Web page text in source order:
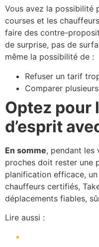
Vous avez la possibilité
courses et les
faire des contre-
de surprise, pas de
même la possibilité de :
Refuser un tarif
Comparer
Optez pour
d’esprit
En somme, pendant les
proches doit rester une
planification efficace,
chauffeurs certifiés,
déplacements fiables,
Lire aussi :